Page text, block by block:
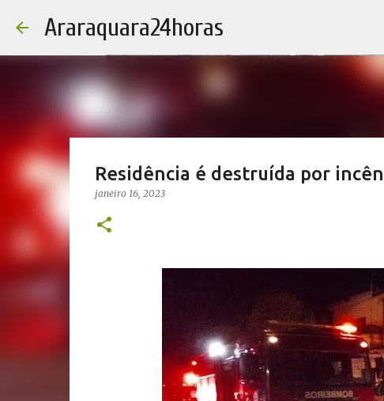
Araraquara24horas
Residência é destruída por
janeiro 16, 2023